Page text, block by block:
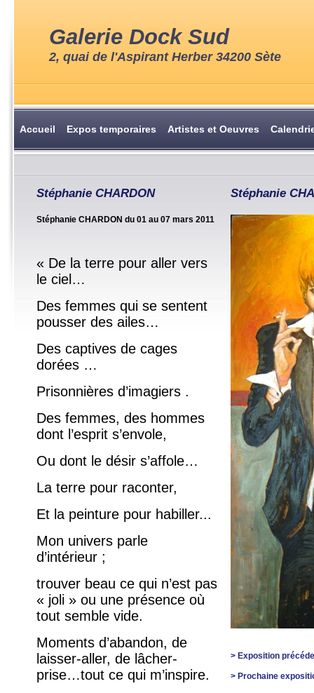
Galerie Dock Sud
2, quai de l'Aspirant Herber 34200 Sète
Accueil Expos temporaires Artistes et Oeuvres
Stéphanie CHARDON
Stéphanie CHARDON du 01 au 07 mars 2011
« De la terre pour aller vers
le ciel…
Des femmes qui se sentent
pousser des ailes…
Des captives de cages
dorées …
Prisonnières d’imagiers .
Des femmes, des hommes
dont l’esprit s’envole,
Ou dont le désir s’affole…
La terre pour raconter,
Et la peinture pour habiller...
Mon univers parle
d’intérieur ;
trouver beau ce qui n’est pas
« joli » ou une présence où
tout semble vide.
Moments d’abandon, de
laisser-aller, de lâcher-
prise…tout ce qui m’inspire.
Stéphanie
> Exposition
> Prochaine